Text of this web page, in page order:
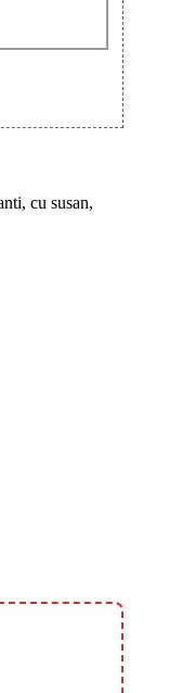
cu susan,